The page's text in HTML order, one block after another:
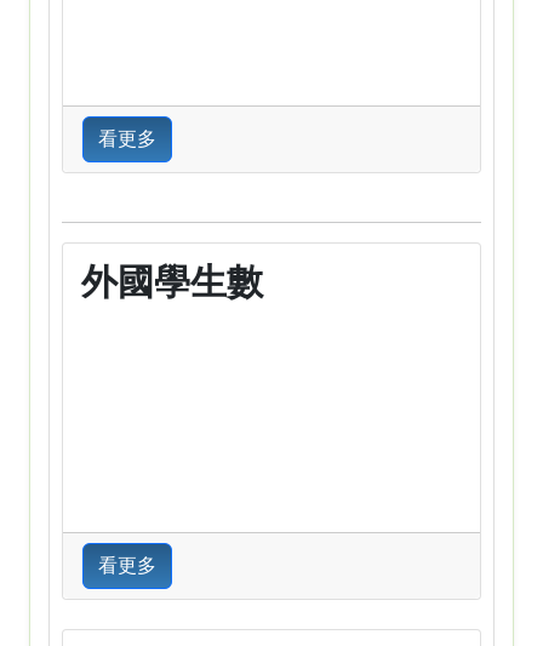
看更多
外國學生數
看更多